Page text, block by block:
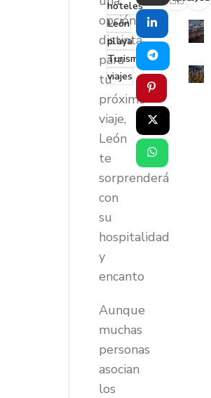
opción
distinta
para
tu
próximo
viaje,
León
te
sorprenderá
con
su
hospitalidad
y
encanto
Aunque
muchas
personas
asocian
los
hoteles
León
playa
Turismo
viajes